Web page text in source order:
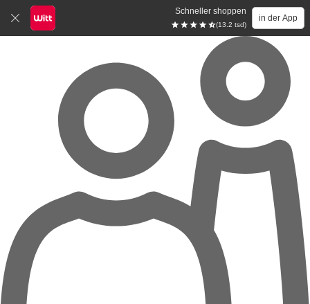
Schneller shoppen
(13.2 tsd)
in der App